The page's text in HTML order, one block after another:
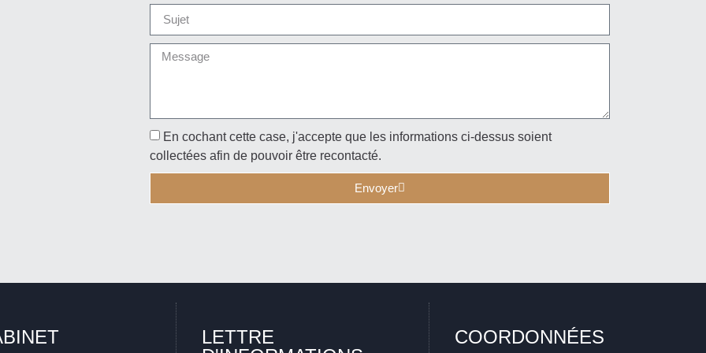
En cochant cette case, j'accepte que les informations ci-dessus soient
collectées afin de pouvoir être recontacté.
Envoyer
LETTRE
COORDONNÉES